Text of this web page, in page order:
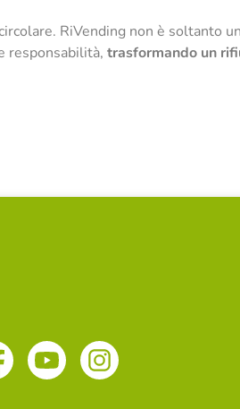
RiVending non è soltanto
responsabilità, trasformando un